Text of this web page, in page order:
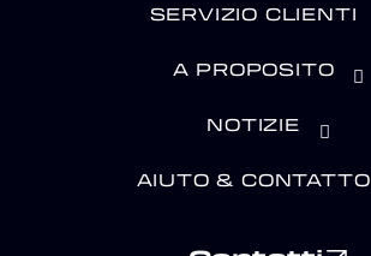
SERVIZIO CLIENTI
A PROPOSITO
NOTIZIE
AIUTO & CONTATTO